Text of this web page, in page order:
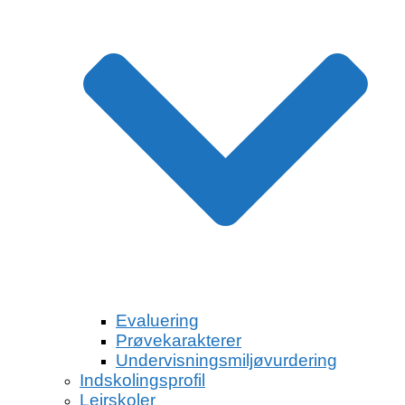
Evaluering
Prøvekarakterer
Undervisningsmiljøvurdering
Indskolingsprofil
Lejrskoler